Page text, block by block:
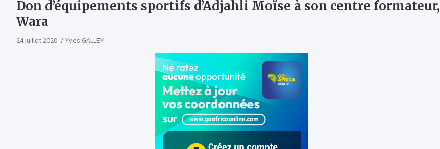
Don d’équipements sportifs d’Adjahli Moïse à son centre formateur,
Wara
24 juillet 2020 Yves GALLEY